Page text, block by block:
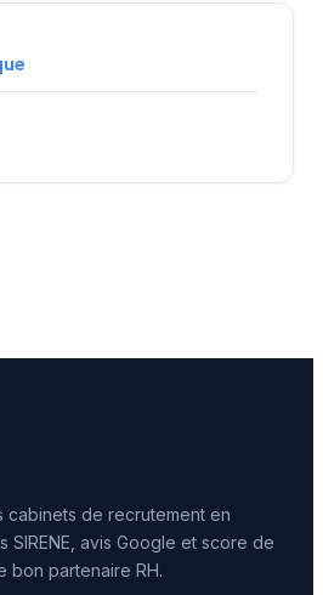
cabinets de recrutement en
SIRENE, avis Google et score de
bon partenaire RH.